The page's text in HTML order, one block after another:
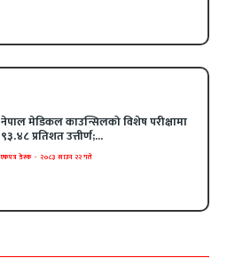
नेपाल मेडिकल काउन्सिलको विशेष परीक्षामा
९३.४८ प्रतिशत उत्तीर्ण;...
एकपत्र डेस्क - २०८३ साउन २२ गते